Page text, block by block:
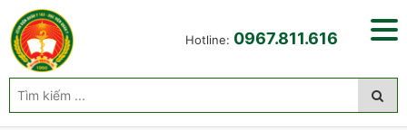
Hotline: 0967.811.616